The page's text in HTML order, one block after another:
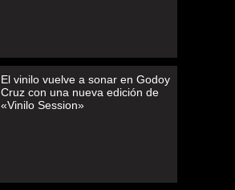
El vinilo vuelve a sonar en Godoy
Cruz con una nueva edición de
«Vinilo Session»